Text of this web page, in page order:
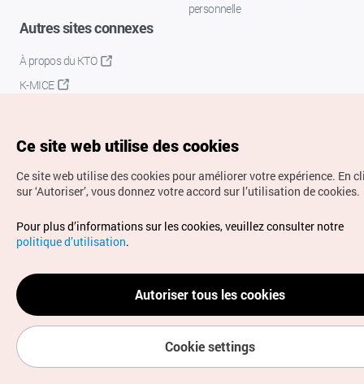
personnelle
Autres sites connexes
À propos du KTO
K-MICE
Droits d’auteur (c) Office National du Tourisme en Corée.
Tous droits réservés.
Pour les rapports d'erreurs et demandes de renseignements,
adressez vos demandes à
info.ontc@gmail.com
Ce site web utilise des cookies
Ce site web utilise des cookies pour améliorer votre expérience. En
sur ‘Autoriser’, vous donnez votre accord sur l’utilisation de cookies.
Pour plus d’informations sur les cookies, veuillez consulter notre
politique d’utilisation.
Autoriser tous les cookies
Cookie settings